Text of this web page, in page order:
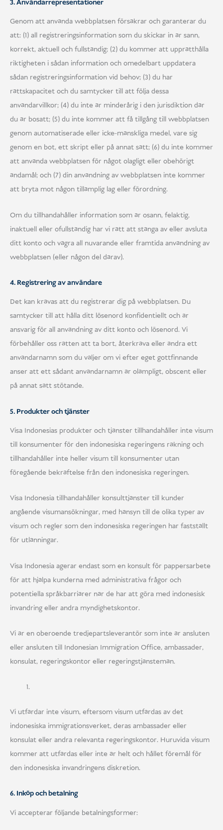
3. Användarrepresentationer
Genom att använda webbplatsen försäkrar och garanterar du
att: (1) all registreringsinformation som du skickar in är sann,
korrekt, aktuell och fullständig; (2) du kommer att upprätthålla
riktigheten i sådan information och omedelbart uppdatera
sådan registreringsinformation vid behov; (3) du har
rättskapacitet och du samtycker till att följa dessa
användarvillkor; (4) du inte är minderårig i den jurisdiktion där
du är bosatt; (5) du inte kommer att få tillgång till webbplatsen
genom automatiserade eller icke-mänskliga medel, vare sig
genom en bot, ett skript eller på annat sätt; (6) du inte kommer
att använda webbplatsen för något olagligt eller obehörigt
ändamål; och (7) din användning av webbplatsen inte kommer
att bryta mot någon tillämplig lag eller förordning.
Om du tillhandahåller information som är osann, felaktig,
inaktuell eller ofullständig har vi rätt att stänga av eller avsluta
ditt konto och vägra all nuvarande eller framtida användning av
webbplatsen (eller någon del därav).
4. Registrering av användare
Det kan krävas att du registrerar dig på webbplatsen. Du
samtycker till att hålla ditt lösenord konfidentiellt och är
ansvarig för all användning av ditt konto och lösenord. Vi
förbehåller oss rätten att ta bort, återkräva eller ändra ett
användarnamn som du väljer om vi efter eget gottfinnande
anser att ett sådant användarnamn är olämpligt, obscent eller
på annat sätt stötande.
5. Produkter och tjänster
Visa Indonesias produkter och tjänster tillhandahåller inte visum
till konsumenter för den indonesiska regeringens räkning och
tillhandahåller inte heller visum till konsumenter utan
föregående bekräftelse från den indonesiska regeringen.
Visa Indonesia tillhandahåller konsulttjänster till kunder
angående visumansökningar, med hänsyn till de olika typer av
visum och regler som den indonesiska regeringen har fastställt
för utlänningar.
Visa Indonesia agerar endast som en konsult för pappersarbete
för att hjälpa kunderna med administrativa frågor och
potentiella språkbarriärer när de har att göra med indonesisk
invandring eller andra myndighetskontor.
Vi är en oberoende tredjepartsleverantör som inte är ansluten
eller ansluten till Indonesian Immigration Office, ambassader,
konsulat, regeringskontor eller regeringstjänstemän.
Vi utfärdar inte visum, eftersom visum utfärdas av det
indonesiska immigrationsverket, deras ambassader eller
konsulat eller andra relevanta regeringskontor. Huruvida visum
kommer att utfärdas eller inte är helt och hållet föremål för
den indonesiska invandringens diskretion.
6. Inköp och betalning
Vi accepterar följande betalningsformer: